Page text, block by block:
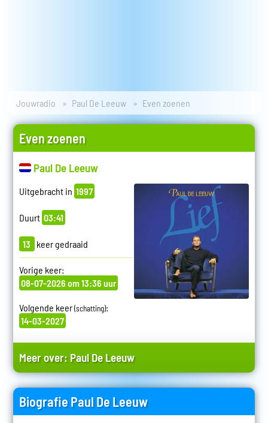
Jouwradio Paul De Leeuw Even zoenen
Even zoenen
Paul De Leeuw
Uitgebracht in 1997
Duurt 03:41
13 keer gedraaid
Vorige keer:
08-07-2026 om 13:36 uur
Volgende keer(schatting):
14-03-2027
Meer over: Paul De Leeuw
Biografie Paul De Leeuw